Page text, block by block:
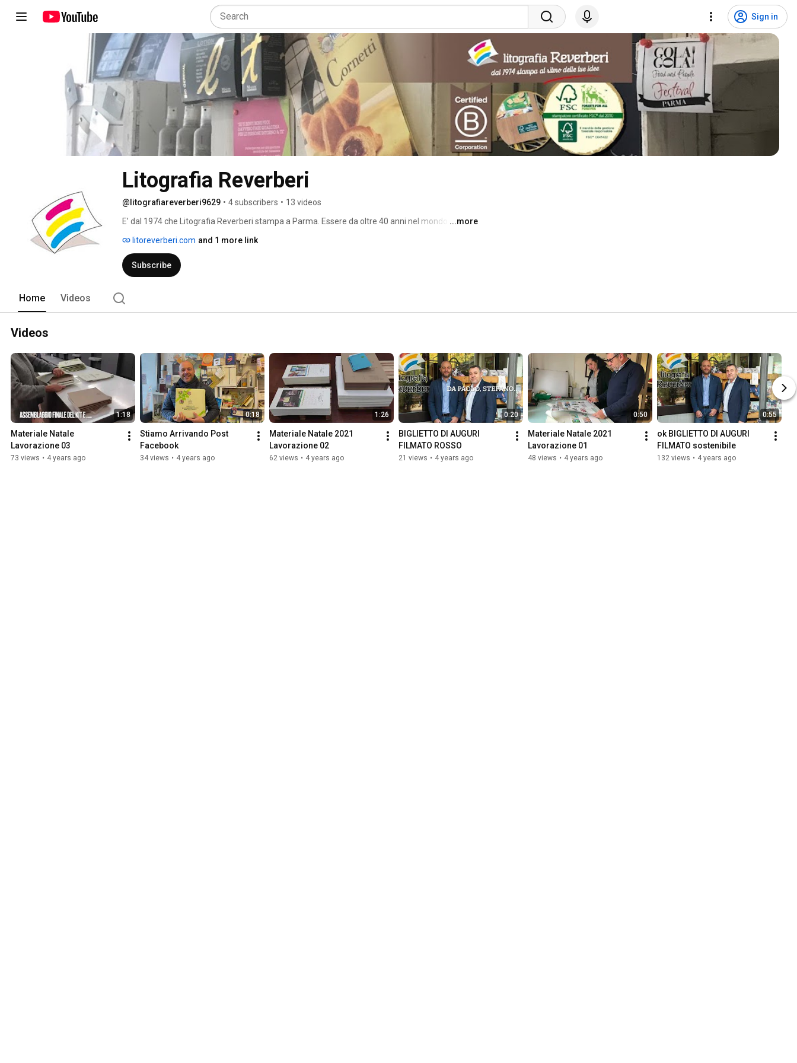
Sign in
Litografia Reverberi
@litografiareverberi9629 • 4 subscribers • 13 videos
E’ dal 1974 che Litografia Reverberi stampa a Parma. Essere da oltre 40 anni nel mondo delle
campo le sue problematiche, le sue soluzioni e le sue evoluzioni. Con l’avanzata tecnologica
degli ultimi anni, la sapienza del mondo artigiano si è evoluta e specializzata in qualsiasi tipo di
stampato commerciale e pubblicitario, soddisfacendo le esigenze di numerosi clienti, dalle
...more
litoreverberi.com and 1 more link
Subscribe
Home Videos
Videos
1:18
Materiale Natale
Lavorazione 03
73 views • 4 years ago
0:18
Stiamo Arrivando Post
Facebook
34 views • 4 years ago
1:26
Materiale Natale 2021
Lavorazione 02
62 views • 4 years ago
0:20
BIGLIETTO DI AUGURI
FILMATO ROSSO
21 views • 4 years ago
0:50
Materiale Natale 2021
Lavorazione 01
48 views • 4 years ago
0:55
ok BIGLIETTO DI AUGURI
FILMATO sostenibile
132 views • 4 years ago